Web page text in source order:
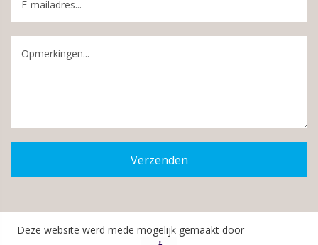
Verzenden
Deze website werd mede mogelijk gemaakt door